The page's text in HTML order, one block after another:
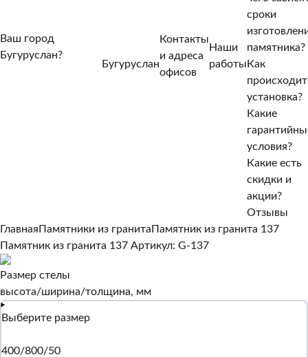
Ваш город
Бугуруслан?
Бугуруслан
Контакты
и адреса
офисов
Наши
работы
сроки
памятника?
Как
происходит
установка?
Какие
условия?
Какие есть
скидки и
акции?
Отзывы
Главная Памятники из гранита Памятник из гранита 137
Памятник из гранита 137 Артикул: G-137
Размер стелы
высота/ширина/толщина, мм
Выберите размер
400/800/50